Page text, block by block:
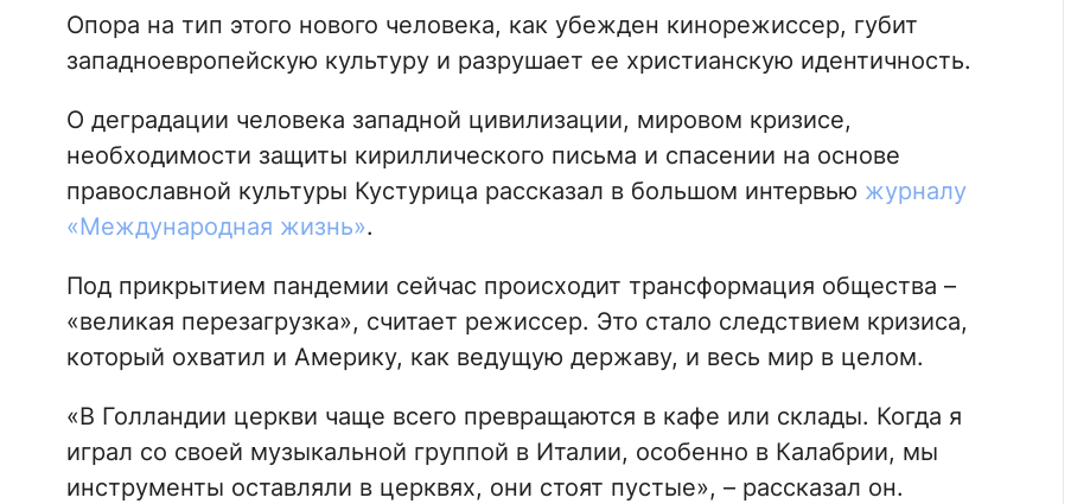
Опора на тип этого нового человека, как убежден кинорежиссер, губит
западноевропейскую культуру и разрушает ее христианскую идентичность.
О деградации человека западной цивилизации, мировом кризисе,
необходимости защиты кириллического письма и спасении на основе
православной культуры Кустурица рассказал в большом интервью журналу
«Международная жизнь».
Под прикрытием пандемии сейчас происходит трансформация общества –
«великая перезагрузка», считает режиссер. Это стало следствием кризиса,
который охватил и Америку, как ведущую державу, и весь мир в целом.
«В Голландии церкви чаще всего превращаются в кафе или склады. Когда я
играл со своей музыкальной группой в Италии, особенно в Калабрии, мы
инструменты оставляли в церквях, они стоят пустые», – рассказал он.